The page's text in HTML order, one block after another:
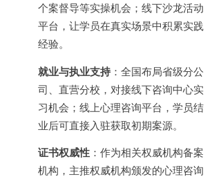
个案督导等实操机会；线下沙龙活动
平台，让学员在真实场景中积累实践
经验。
就业与执业支持 ：全国布局省级分公
司、直营分校，对接线下咨询中心实
习机会；线上心理咨询平台，学员结
业后可直接入驻获取初期案源。
证书权威性 ：作为相关权威机构备案
机构，主推权威机构颁发的心理咨询